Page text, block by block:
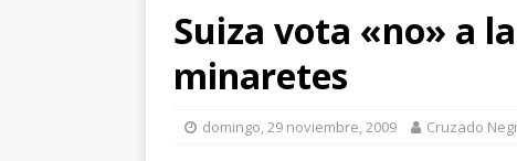
Suiza vota «no» a
minaretes
domingo, 29 noviembre, 2009 Cruzado